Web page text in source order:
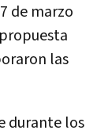
de marzo
las
durante los